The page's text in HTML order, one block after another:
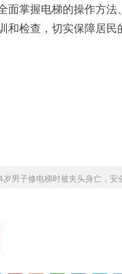
掌握电梯的操作方
检查，切实保障居民
岁男子修电梯时被夹头身亡，安